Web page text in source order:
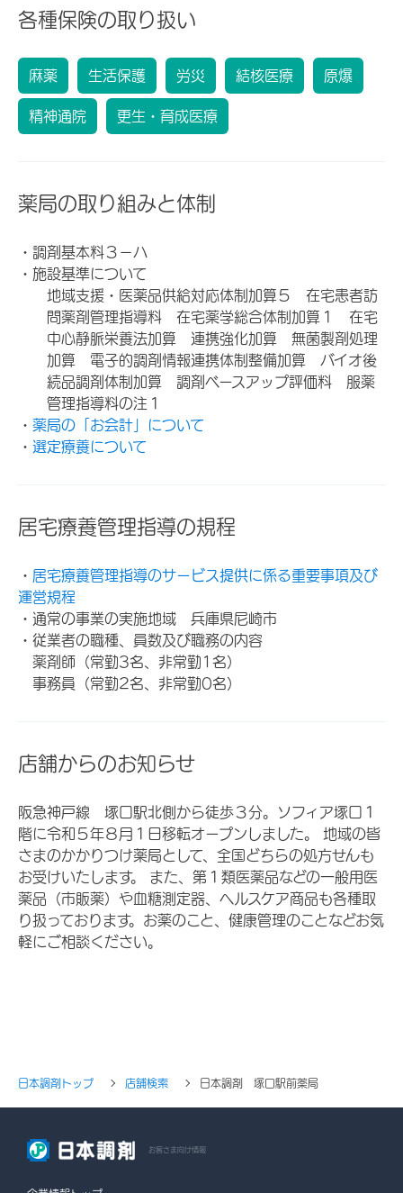
各種保険の取り扱い
麻薬 生活保護 労災 結核医療 原爆
精神通院 更生・育成医療
薬局の取り組みと体制
・調剤基本料３－ハ
・施設基準について
地域支援・医薬品供給対応体制加算５ 在宅患者訪
問薬剤管理指導料 在宅薬学総合体制加算１ 在宅
中心静脈栄養法加算 連携強化加算 無菌製剤処理
加算 電子的調剤情報連携体制整備加算 バイオ後
続品調剤体制加算 調剤ベースアップ評価料 服薬
管理指導料の注１
・ 薬局の「お会計」について
・ 選定療養について
居宅療養管理指導の規程
・ 居宅療養管理指導のサービス提供に係る重要事項及び
運営規程
・通常の事業の実施地域 兵庫県尼崎市
・従業者の職種、員数及び職務の内容
薬剤師（常勤3名、非常勤1名）
事務員（常勤2名、非常勤0名）
店舗からのお知らせ
阪急神戸線 塚口駅北側から徒歩３分。ソフィア塚口１
階に令和５年８月１日移転オープンしました。 地域の皆
さまのかかりつけ薬局として、全国どちらの処方せんも
お受けいたします。 また、第１類医薬品などの一般用医
薬品（市販薬）や血糖測定器、ヘルスケア商品も各種取
り扱っております。お薬のこと、健康管理のことなどお気
軽にご相談ください。
日本調剤トップ 店舗検索 日本調剤 塚口駅前薬局
お客さま向け情報